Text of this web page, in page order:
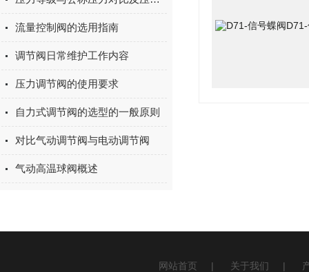
流量控制阀的选用指南
调节阀日常维护工作内容
压力调节阀的使用要求
自力式调节阀的选型的一般原则
对比气动调节阀与电动调节阀
气动高温球阀概述
网站首页 | 关于我们 |